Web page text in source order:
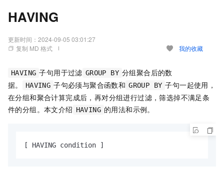
HAVING
更新时间： 2024-09-05 03:01:27
复制 MD 格式
我的收藏
HAVING 子句用于过滤 GROUP BY 分组聚合后的数
据。
HAVING 子句必须与聚合函数和 GROUP BY 子句一起使用，
在分组和聚合计算完成后，再对分组进行过滤，筛选掉不满足条
件的分组。本文介绍 HAVING 的用法和示例。
[ HAVING condition ]